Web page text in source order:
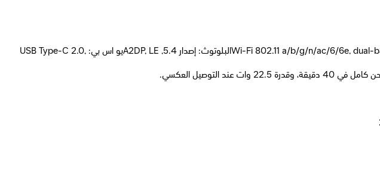
الاتصال اللاسلكي: الشبكات المحلية اللاسلكية (WLAN): Wi-Fi 802.11 a/b/g/n/ac/6/6e, dual-band, Wi-Fi Direct (/6e is market/region dependent)البلوتوث: إصدار 5.4, A2DP, LEيو اس بي: USB Type-C 2.0,